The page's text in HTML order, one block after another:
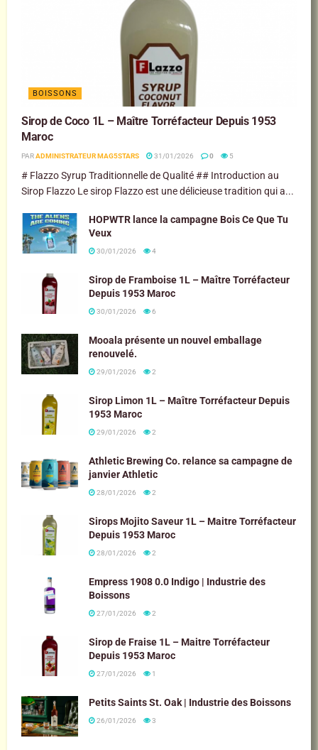
BOISSONS
Sirop de Coco 1L – Maître Torréfacteur Depuis 1953
Maroc
PARADMINISTRATEUR MAG5STARS 31/01/2026 0 5
# Flazzo Syrup Traditionnelle de Qualité ## Introduction au
Sirop Flazzo Le sirop Flazzo est une délicieuse tradition qui a...
HOPWTR lance la campagne Bois Ce Que Tu
Veux
30/01/2026 4
Sirop de Framboise 1L – Maître Torréfacteur
Depuis 1953 Maroc
30/01/2026 6
Mooala présente un nouvel emballage
renouvelé.
29/01/2026 2
Sirop Limon 1L – Maître Torréfacteur Depuis
1953 Maroc
29/01/2026 2
Athletic Brewing Co. relance sa campagne de
janvier Athletic
28/01/2026 2
Sirops Mojito Saveur 1L – Maitre Torréfacteur
Depuis 1953 Maroc
28/01/2026 2
Empress 1908 0.0 Indigo | Industrie des
Boissons
27/01/2026 2
Sirop de Fraise 1L – Maitre Torréfacteur
Depuis 1953 Maroc
27/01/2026 1
Petits Saints St. Oak | Industrie des Boissons
26/01/2026 3